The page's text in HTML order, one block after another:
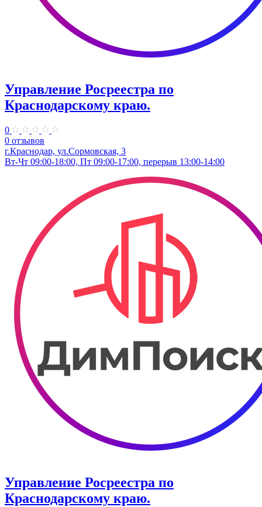
Управление Росреестра по
Краснодарскому краю.
0
0 отзывов
г.Краснодар, ул.​Сормовская, 3
Вт-Чт 09:00-18:00, Пт 09:00-17:00, перерыв 13:00-14:00
Управление Росреестра по
Краснодарскому краю.